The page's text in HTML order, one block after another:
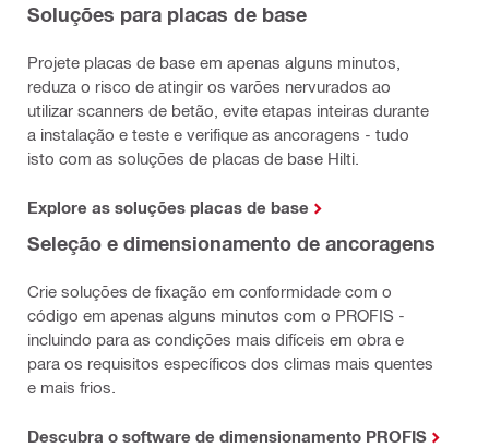
Soluções para placas de base
Projete placas de base em apenas alguns minutos,
reduza o risco de atingir os varões nervurados ao
utilizar scanners de betão, evite etapas inteiras durante
a instalação e teste e verifique as ancoragens - tudo
isto com as soluções de placas de base Hilti.
Explore as soluções placas de base
Seleção e dimensionamento de ancoragens
Crie soluções de fixação em conformidade com o
código em apenas alguns minutos com o PROFIS -
incluindo para as condições mais difíceis em obra e
para os requisitos específicos dos climas mais quentes
e mais frios.
Descubra o software de dimensionamento PROFIS